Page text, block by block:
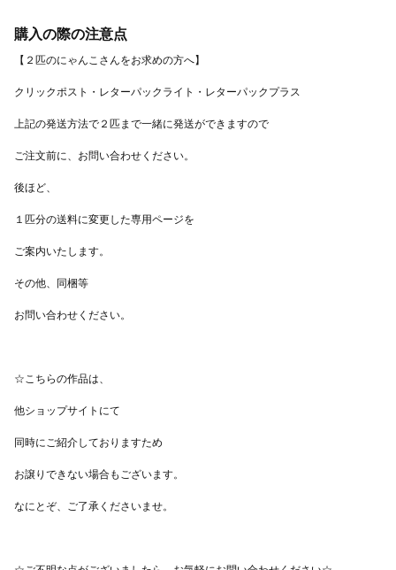
https://youtu.be/kIK-dEFCYHQ -------------------------------------------
------------- ギフトラッピング☆承ります☆ ご案内ページ＞＞
ションから選択をお願いします。 ----------------------------------------
---------------- Dカン加工レザーで取り付け加工いたします☆
から選択をお願いします。 ------------------------------------------------
-------- 一緒につけると更にたのし～♪ 別売り「ニクキュウ☆カン
す】 ・交通系ICカードを入れて永くご愛顧いただいてます
言えない可愛さです。 ・にゃんこさんの可愛さ、裏側や内側の布
カバンを覗くと目が合います(*^_^*) ・可愛さと機能性が両立して
いるところがとても気に入りました！ ・ 電車の定期と鍵を入れた
の！？可愛い』と大興奮。 ------------------------------------------------
---------------------- ほかのにゃんこ作品 https://minne.com/@imari-
点はお気軽にお問い合わせください。 ☆こちらの作品は、 ショッ
購入の際の注意点